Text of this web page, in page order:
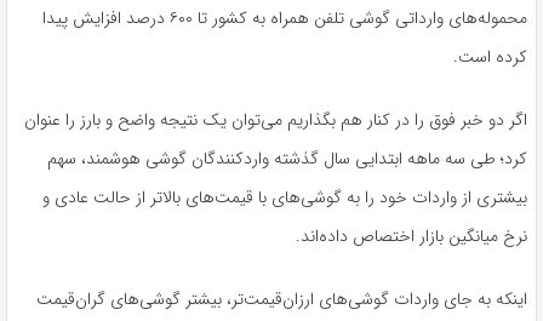
محموله‌های وارداتی گوشی تلفن همراه به کشور تا ۶۰۰ درصد افزایش پیدا
کرده است.
اگر دو خبر فوق را در کنار هم بگذاریم می‌توان یک نتیجه واضح و بارز را عنوان
کرد؛ طی سه ماهه ابتدایی سال گذشته واردکنندگان گوشی هوشمند، سهم
بیشتری از واردات خود را به گوشی‌های با قیمت‌های بالاتر از حالت عادی و
نرخ میانگین بازار اختصاص داده‌اند.
اینکه به جای واردات گوشی‌های ارزان‌قیمت‌تر، بیشتر گوشی‌های گران‌قیمت